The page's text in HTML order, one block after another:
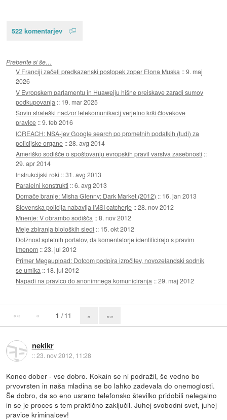
522 komentarjev
Preberite si še…
V Franciji začeli predkazenski postopek zoper Elona Muska ::9. maj
2026
V Evropskem parlamentu in Huaweiju hišne preiskave zaradi sumov
podkupovanja :: 19. mar 2025
Sovin strateški nadzor telekomunikacij verjetno krši človekove
pravice ::9. feb 2016
ICREACH: NSA-jev Google search po prometnih podatkih (tudi) za
policijske organe ::28. avg 2014
Ameriško sodišče o spoštovanju evropskih pravil varstva zasebnosti ::
29. apr 2014
Instrukcijski roki ::31. avg 2013
Paralelni konstrukti ::6. avg 2013
Domače branje: Misha Glenny: Dark Market (2012) :: 16. jan 2013
Slovenska policija nabavlja IMSI catcherje ::28. nov 2012
Mnenje: V obrambo sodišča ::8. nov 2012
Meje zbiranja bioloških sledi :: 15. okt 2012
Dolžnost spletnih portalov, da komentatorje identificirajo s pravim
imenom ::23. jul 2012
Primer Megaupload: Dotcom podpira izročitev, novozelandski sodnik
se umika :: 18. jul 2012
Napadi na pravico do anonimnega komuniciranja ::29. maj 2012
«« « 1 / 11 » »»
nekikr
::23. nov 2012, 11:28
Konec dober - vse dobro. Kokain se ni podražil, še vedno bo
prvovrsten in naša mladina se bo lahko zadevala do onemoglosti.
Še dobro, da so eno usrano telefonsko številko pridobili nelegalno
in se je proces s tem praktično zaključil. Juhej svobodni svet, juhej
pravice kriminalcev!